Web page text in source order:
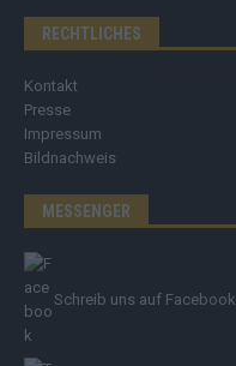
RECHTLICHES
Kontakt
Presse
Impressum
Bildnachweis
MESSENGER
Schreib uns auf Facebook